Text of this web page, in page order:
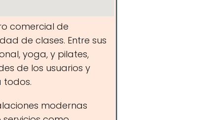
comercial de
de clases. Entre sus
yoga, y pilates,
de los usuarios y
todos.
modernas